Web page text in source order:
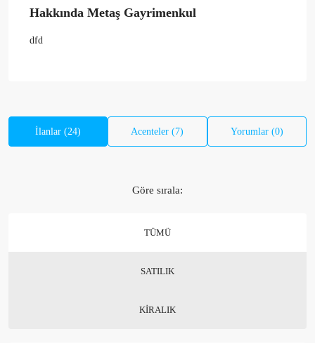
Hakkında Metaş Gayrimenkul
dfd
İlanlar (24) Acenteler (7) Yorumlar (0)
TÜMÜ
SATILIK
KIRALIK
Göre sırala: